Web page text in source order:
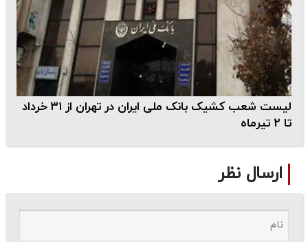
لیست شعب کشیک بانک ملی ایران در تهران از ۳۱ خرداد
تا ۲ تیرماه
ارسال نظر